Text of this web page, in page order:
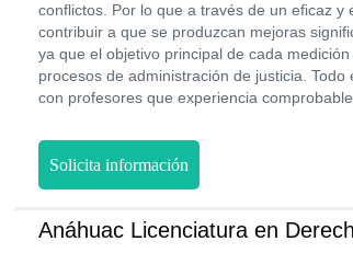
conflictos. Por lo que a través de un eficaz y
contribuir a que se produzcan mejoras
ya que el objetivo principal de cada
procesos de administración de justicia.
con profesores que experiencia
Solicita información
Anáhuac Licenciatura en